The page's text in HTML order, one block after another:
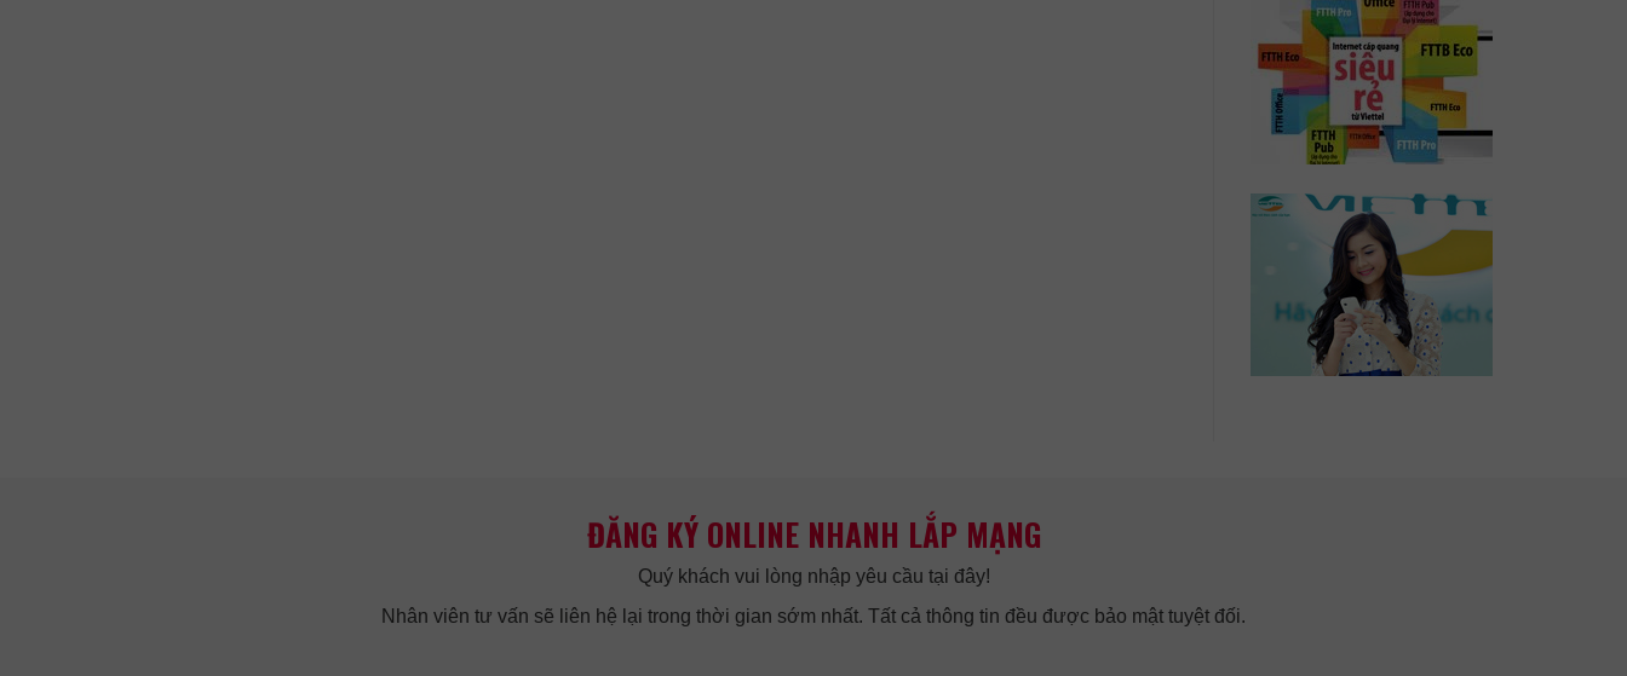
ĐĂNG KÝ ONLINE NHANH LẮP MẠNG
Quý khách vui lòng nhập yêu cầu tại đây!
Nhân viên tư vấn sẽ liên hệ lại trong thời gian sớm nhất. Tất cả thông tin đều được bảo mật tuyệt đối.